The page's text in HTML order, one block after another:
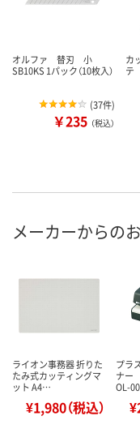
オルファ 替刃 小
SB10KS 1パック（10枚入）
(37件)
￥235 （税込）
カ
テ
メーカーからの
ライオン事務器 折りた
たみ式カッティングマ
ット A4…
¥1,980（税込）
プラ
ナ
OL-